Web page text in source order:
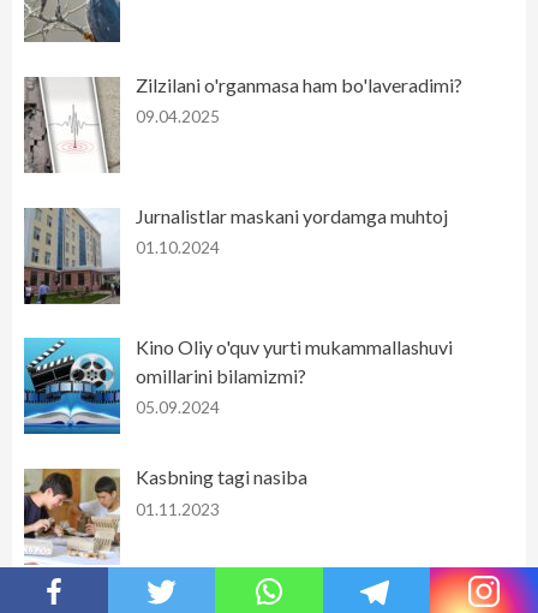
Zilzilani o'rganmasa ham bo'laveradimi?
09.04.2025
Jurnalistlar maskani yordamga muhtoj
01.10.2024
Kino Oliy o'quv yurti mukammallashuvi
omillarini bilamizmi?
05.09.2024
Kasbning tagi nasiba
01.11.2023